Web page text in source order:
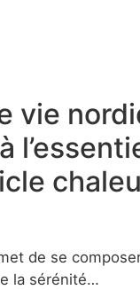
vie
de se
la sérénité…